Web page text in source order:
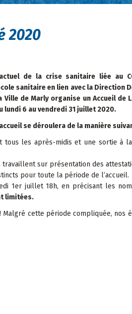
2020
de la crise sanitaire liée au
sanitaire en lien avec la Direction
Ville de Marly organise un Accueil
lundi 6 au vendredi 31 juillet 2020.
se déroulera de la manière
tous les après-midis et une sortie à
sur présentation des
pour toute la période de l’accueil.
1er juillet 18h, en précisant les
limitées.
Malgré cette période compliquée, nos